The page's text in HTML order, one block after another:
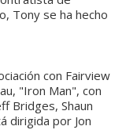
Tony se ha hecho
con Fairview
"Iron Man", con
Bridges, Shaun
dirigida por Jon